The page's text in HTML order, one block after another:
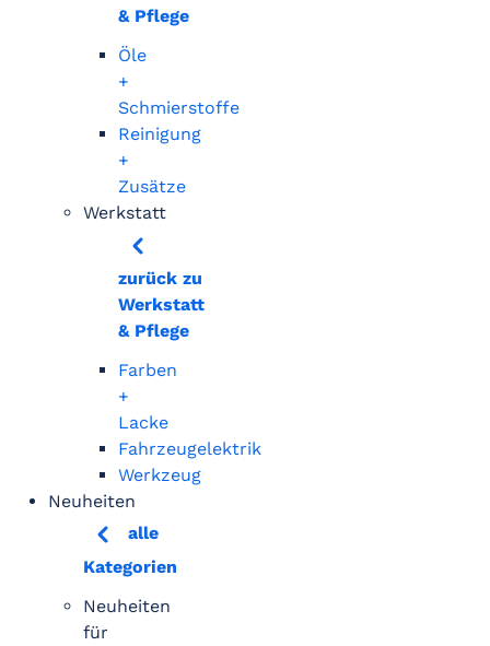
& Pflege
Öle
+
Schmierstoffe
Reinigung
+
Zusätze
Werkstatt
zurück zu
Werkstatt
& Pflege
Farben
+
Lacke
Fahrzeugelektrik
Werkzeug
Neuheiten
alle
Kategorien
Neuheiten
für